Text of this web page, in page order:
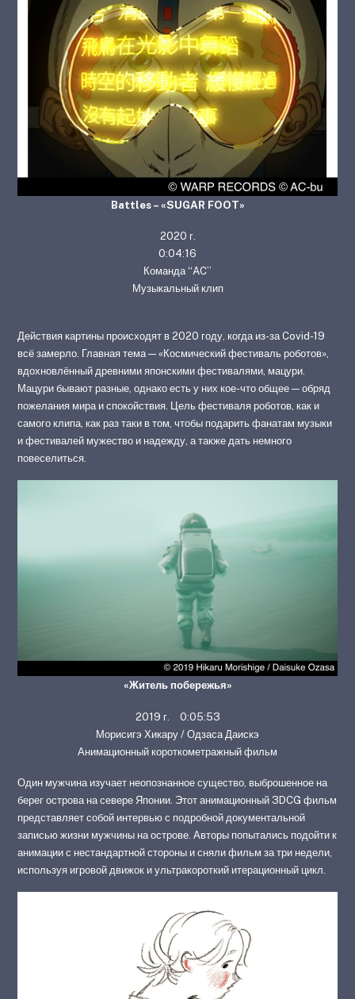
Battles – «SUGAR FOOT»
2020 г.
0:04:16
Команда “AC”
Музыкальный клип
Действия картины происходят в 2020 году, когда из-за Covid-19
всё замерло. Главная тема — «Космический фестиваль роботов»,
вдохновлённый древними японскими фестивалями, мацури.
Мацури бывают разные, однако есть у них кое-что общее — обряд
пожелания мира и спокойствия. Цель фестиваля роботов, как и
самого клипа, как раз таки в том, чтобы подарить фанатам музыки
и фестивалей мужество и надежду, а также дать немного
повеселиться.
«Житель побережья»
2019 г. 0:05:53
Морисигэ Хикару / Одзаса Даискэ
Анимационный короткометражный фильм
Один мужчина изучает неопознанное существо, выброшенное на
берег острова на севере Японии. Этот анимационный 3DCG фильм
представляет собой интервью с подробной документальной
записью жизни мужчины на острове. Авторы попытались подойти к
анимации с нестандартной стороны и сняли фильм за три недели,
используя игровой движок и ультракороткий итерационный цикл.